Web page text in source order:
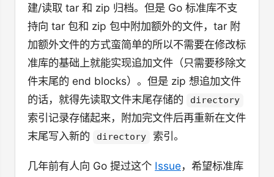
建/读取 tar 和 zip 归档。但是 Go 标准库不支
持向 tar 包和 zip 包中附加额外的文件，tar 附
加额外文件的方式蛮简单的所以不需要在修改标
准库的基础上就能实现追加文件（只需要移除文
件末尾的 end blocks）。但是 zip 想追加文件
的话，就得先读取文件末尾存储的
directory
索引记录存储起来，附加完文件后再重新在文件
末尾写入新的
directory 索引。
几年前有人向 Go 提过这个 Issue，希望标准库